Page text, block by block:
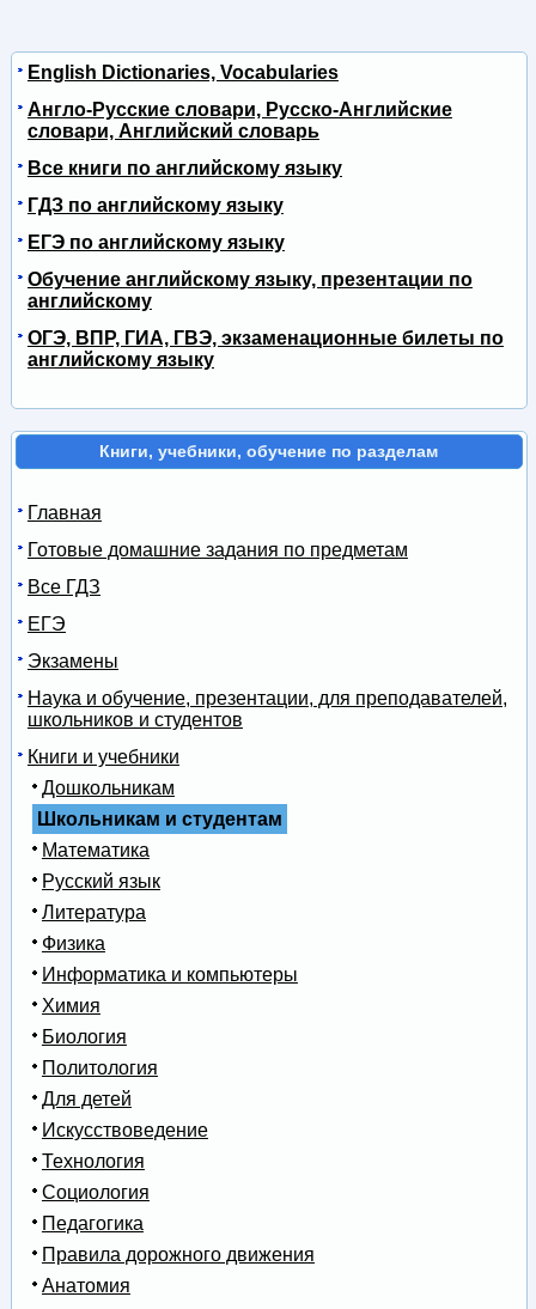
English Dictionaries, Vocabularies
Англо-Русские словари, Русско-Английские
словари, Английский словарь
Все книги по английскому языку
ГДЗ по английскому языку
ЕГЭ по английскому языку
Обучение английскому языку, презентации по
английскому
ОГЭ, ВПР, ГИА, ГВЭ, экзаменационные билеты по
английскому языку
Книги, учебники, обучение по разделам
Главная
Готовые домашние задания по предметам
Все ГДЗ
ЕГЭ
Экзамены
Наука и обучение, презентации, для преподавателей,
школьников и студентов
Книги и учебники
Дошкольникам
Школьникам и студентам
Математика
Русский язык
Литература
Физика
Информатика и компьютеры
Химия
Биология
Политология
Для детей
Искусствоведение
Технология
Социология
Педагогика
Правила дорожного движения
Анатомия